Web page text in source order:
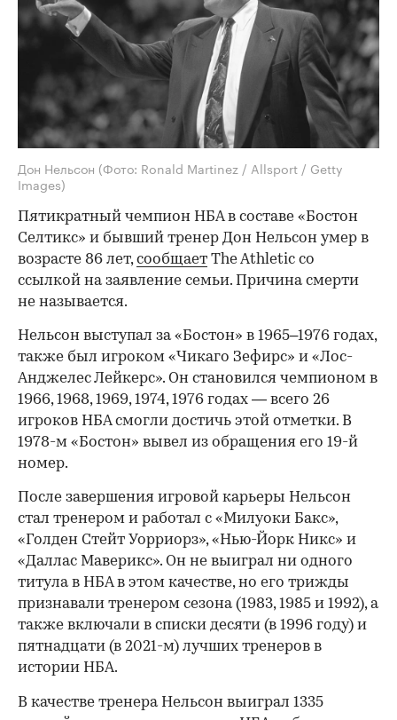
Дон Нельсон (Фото: Ronald Martinez / Allsport / Getty
Images)
Пятикратный чемпион НБА в составе «Бостон
Селтикс» и бывший тренер Дон Нельсон умер в
возрасте 86 лет,сообщает The Athletic со
ссылкой на заявление семьи. Причина смерти
не называется.
Нельсон выступал за «Бостон» в 1965–1976 годах,
также был игроком «Чикаго Зефирс» и «Лос-
Анджелес Лейкерс». Он становился чемпионом в
1966, 1968, 1969, 1974, 1976 годах — всего 26
игроков НБА смогли достичь этой отметки. В
1978-м «Бостон» вывел из обращения его 19-й
номер.
После завершения игровой карьеры Нельсон
стал тренером и работал с «Милуоки Бакс»,
«Голден Стейт Уорриорз», «Нью-Йорк Никс» и
«Даллас Маверикс». Он не выиграл ни одного
титула в НБА в этом качестве, но его трижды
признавали тренером сезона (1983, 1985 и 1992), а
также включали в списки десяти (в 1996 году) и
пятнадцати (в 2021-м) лучших тренеров в
истории НБА.
В качестве тренера Нельсон выиграл 1335